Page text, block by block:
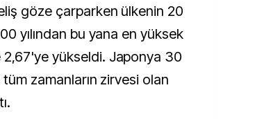
göze çarparken ülkenin 20
yılından bu yana en yüksek
yükseldi. Japonya 30
tüm zamanların zirvesi olan